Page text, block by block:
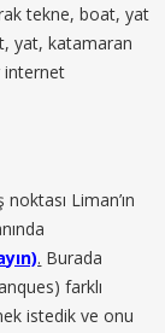
tekne, boat, yat
yat, katamaran
internet
Liman’ın
. Burada
farklı
istedik ve onu